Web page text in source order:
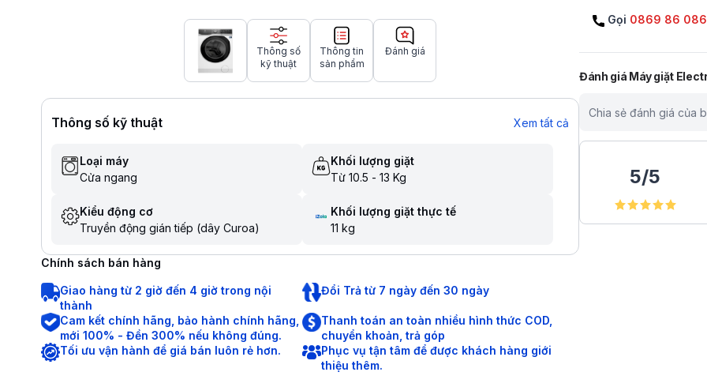
Thông số
kỹ thuật
Thông tin
sản phẩm
Đánh giá
Thông số kỹ thuật Xem tất cả
Loại máy
Cửa ngang
Khối lượng giặt
Từ 10.5 - 13 Kg
Kiểu động cơ
Truyền động gián tiếp (dây Curoa)
Khối lượng giặt thực tế
11 kg
Chính sách bán hàng
Giao hàng từ 2 giờ đến 4 giờ trong nội
thành
Đổi Trả từ 7 ngày đến 30 ngày
Cam kết chính hãng, bảo hành chính hãng,
mới 100% - Đền 300% nếu không đúng.
Thanh toán an toàn nhiều hình thức COD,
chuyển khoản, trả góp
Tối ưu vận hành để giá bán luôn rẻ hơn.
Phục vụ tận tâm để được khách hàng giới
thiệu thêm.
Gọi 0869 86
Đánh giá Máy giặt
Chia sẻ đánh giá của
5/5